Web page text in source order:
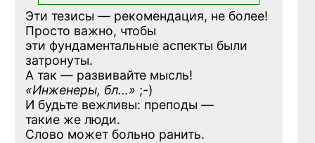
Эти тезисы — рекомендация, не более!
Просто важно, чтобы
эти фундаментальные аспекты были
затронуты.
А так — развивайте мысль!
«Инженеры, бл…» ;-)
И будьте вежливы: преподы —
такие же люди.
Слово может больно ранить.